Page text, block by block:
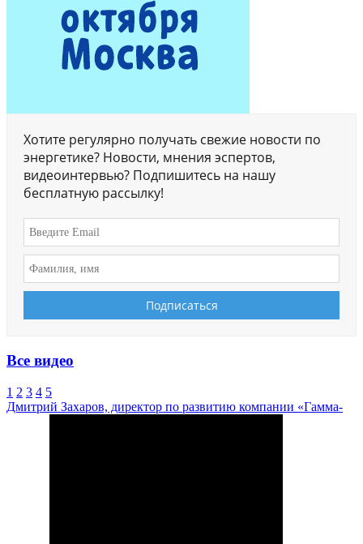
Хотите регулярно получать свежие новости по
энергетике? Новости, мнения эспертов,
видеоинтервью? Подпишитесь на нашу
бесплатную рассылку!
Все видео
1 2 3 4 5
Дмитрий Захаров, директор по развитию компании «Гамма-